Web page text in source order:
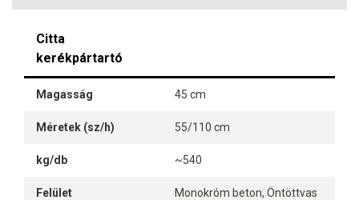
Citta
kerékpártartó
Magasság 45 cm
Méretek (sz/h) 55/110 cm
kg/db ~540
Felület Monokróm beton, Öntöttvas